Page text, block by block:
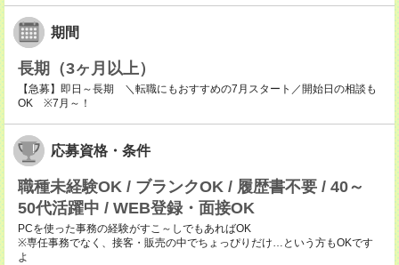
期間
長期（3ヶ月以上）
【急募】即日～長期 ＼転職にもおすすめの7月スタート／開始日の相談も
OK ※7月～！
応募資格・条件
職種未経験OK / ブランクOK / 履歴書不要 / 40～
50代活躍中 / WEB登録・面接OK
PCを使った事務の経験がすこ～しでもあればOK
※専任事務でなく、接客・販売の中でちょっぴりだけ…という方もOKです
よ